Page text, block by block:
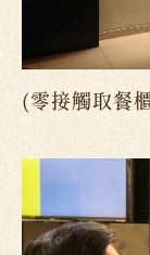
(零接觸取餐